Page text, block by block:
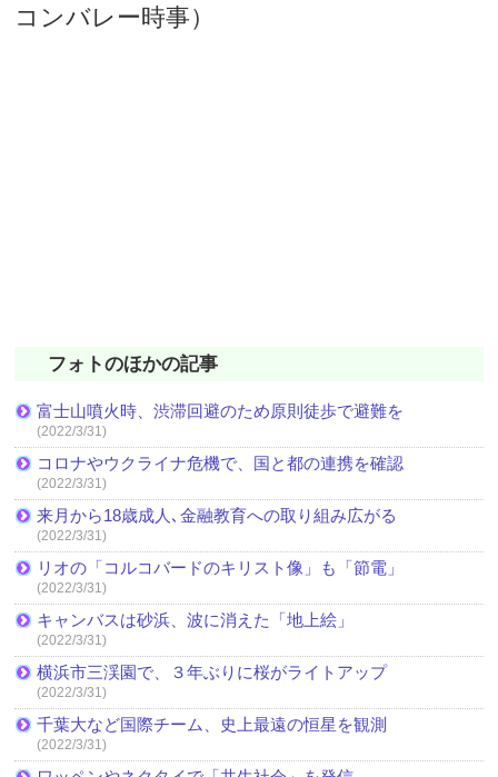
コンバレー時事）
フォトのほかの記事
富士山噴火時、渋滞回避のため原則徒歩で避難を
(2022/3/31)
コロナやウクライナ危機で、国と都の連携を確認
(2022/3/31)
来月から18歳成人､金融教育への取り組み広がる
(2022/3/31)
リオの「コルコバードのキリスト像」も「節電」
(2022/3/31)
キャンバスは砂浜、波に消えた「地上絵」
(2022/3/31)
横浜市三渓園で、３年ぶりに桜がライトアップ
(2022/3/31)
千葉大など国際チーム、史上最遠の恒星を観測
(2022/3/31)